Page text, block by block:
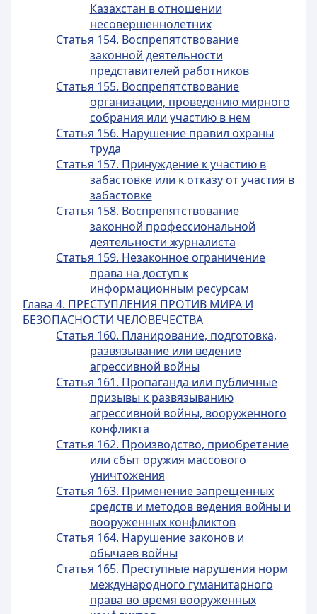
Казахстан в отношении
несовершеннолетних
Статья 154. Воспрепятствование
законной деятельности
представителей работников
Статья 155. Воспрепятствование
организации, проведению мирного
собрания или участию в нем
Статья 156. Нарушение правил охраны
труда
Статья 157. Принуждение к участию в
забастовке или к отказу от участия в
забастовке
Статья 158. Воспрепятствование
законной профессиональной
деятельности журналиста
Статья 159. Незаконное ограничение
права на доступ к
информационным ресурсам
Глава 4. ПРЕСТУПЛЕНИЯ ПРОТИВ МИРА И
БЕЗОПАСНОСТИ ЧЕЛОВЕЧЕСТВА
Статья 160. Планирование, подготовка,
развязывание или ведение
агрессивной войны
Статья 161. Пропаганда или публичные
призывы к развязыванию
агрессивной войны, вооруженного
конфликта
Статья 162. Производство, приобретение
или сбыт оружия массового
уничтожения
Статья 163. Применение запрещенных
средств и методов ведения войны и
вооруженных конфликтов
Статья 164. Нарушение законов и
обычаев войны
Статья 165. Преступные нарушения норм
международного гуманитарного
права во время вооруженных